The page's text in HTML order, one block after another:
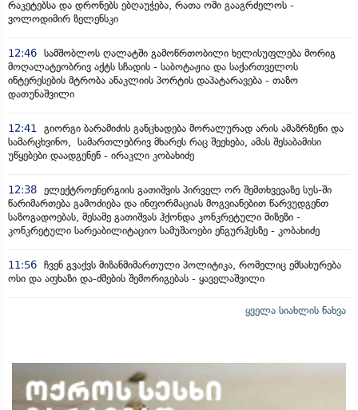
რაკეტებსა და დრონებს ებღაუჭება, რათა ომი გააგრძელოს -
ვოლოდიმირ ზელენსკი
12:46 სამშობლოს ღალატში გამოწრთობილი ხელისუფლება მორიგ
მოღალატეობრივ აქტს სჩადის - საბოტაჟია და საქართველოს
ინტერესების მტრობა ანაკლიის პორტის დაპატარავება - თაზო
დათუნაშვილი
12:41
გიორგი ბარამიძის განცხადება მორალურად არის ამაზრზენი და
სამარცხვინო, სამართლებრივ მხარეს რაც შეეხება, ამას შესაბამისი
უწყებები დაადგენენ - ირაკლი კობახიძე
12:38 ელექტროენერგიის გათიშვის პირველ ორ შემთხვევაზე სუს-ში
წარიმართება გამოძიება და ინფორმაციას მოგვიანებით წარვუდგენთ
საზოგადოებას, მესამე გათიშვას ჰქონდა კონკრეტული მიზეზი -
კონკრეტული სარეაბილიტაციო სამუშაოები ენგურჰესზე - კობახიძე
11:56 ჩვენ გვაქვს მიზანმიმართული პოლიტიკა, რომელიც ემსახურება
ოსი და აფხაზი და-ძმების შემორიგებას - ყაველაშვილი
ყველა სიახლის ნახვა